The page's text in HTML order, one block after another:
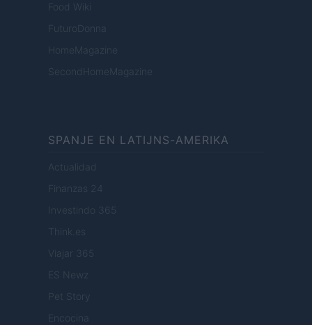
Food Wiki
FuturoDonna
HomeMagazine
SecondHomeMagazine
SPANJE EN LATIJNS-AMERIKA
Actualidad
Finanzas 24
Investindo 365
Think.es
Viajar 365
ES Newz
Pet Story
Encocina